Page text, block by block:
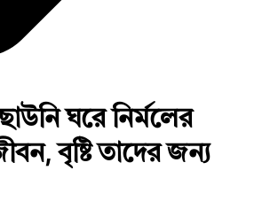
ঘরে নির্মলের
বৃষ্টি তাদের জন্য